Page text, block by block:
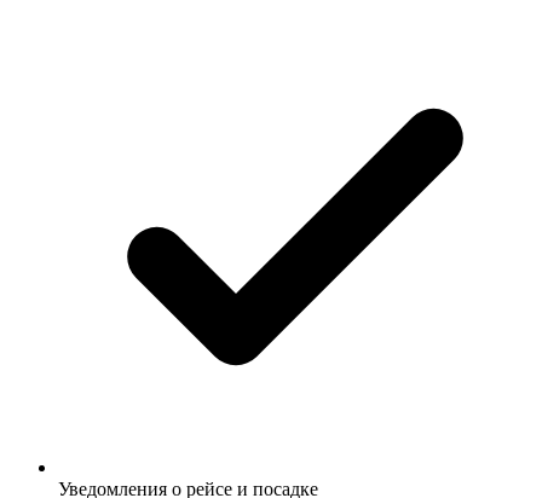
Уведомления о рейсе и посадке